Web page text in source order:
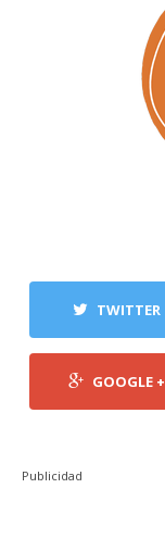
TWITTER
GOOGLE +
Publicidad